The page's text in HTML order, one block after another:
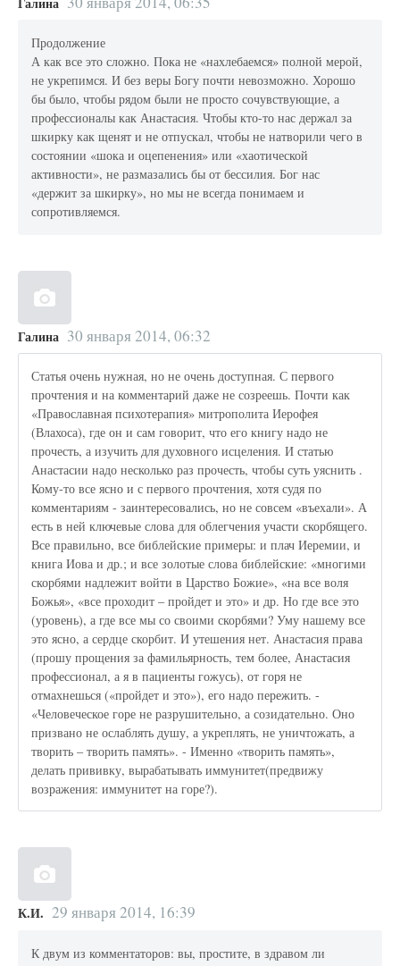
Продолжение
А как все это сложно. Пока не «нахлебаемся» полной мерой,
не укрепимся. И без веры Богу почти невозможно. Хорошо
бы было, чтобы рядом были не просто сочувствующие, а
профессионалы как Анастасия. Чтобы кто-то нас держал за
шкирку как щенят и не отпускал, чтобы не натворили чего в
состоянии «шока и оцепенения» или «хаотической
активности», не размазались бы от бессилия. Бог нас
«держит за шкирку», но мы не всегда понимаем и
сопротивляемся.
Галина 30 января 2014, 06:32
Статья очень нужная, но не очень доступная. С первого
прочтения и на комментарий даже не созреешь. Почти как
«Православная психотерапия» митрополита Иерофея
(Влахоса), где он и сам говорит, что его книгу надо не
прочесть, а изучить для духовного исцеления. И статью
Анастасии надо несколько раз прочесть, чтобы суть уяснить .
Кому-то все ясно и с первого прочтения, хотя судя по
комментариям - заинтересовались, но не совсем «въехали». А
есть в ней ключевые слова для облегчения участи скорбящего.
Все правильно, все библейские примеры: и плач Иеремии, и
книга Иова и др.; и все золотые слова библейские: «многими
скорбями надлежит войти в Царство Божие», «на все воля
Божья», «все проходит – пройдет и это» и др. Но где все это
(уровень), а где все мы со своими скорбями? Уму нашему все
это ясно, а сердце скорбит. И утешения нет. Анастасия права
(прошу прощения за фамильярность, тем более, Анастасия
профессионал, а я в пациенты гожусь), от горя не
отмахнешься («пройдет и это»), его надо пережить. -
«Человеческое горе не разрушительно, а созидательно. Оно
призвано не ослаблять душу, а укреплять, не уничтожать, а
творить – творить память». - Именно «творить память»,
делать прививку, вырабатывать иммунитет(предвижу
возражения: иммунитет на горе?).
К.И. 29 января 2014, 16:39
К двум из комментаторов: вы, простите, в здравом ли